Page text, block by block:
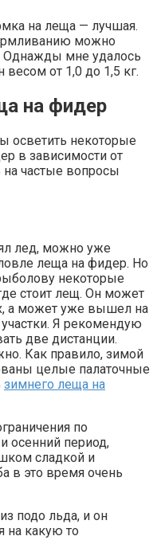
на леща — лучшая.
можно
Однажды мне удалось
от 1,0 до 1,5 кг.
на фидер
осветить некоторые
в зависимости от
на частые вопросы
лед, можно уже
леща на фидер. Но
некоторые
стоит лещ. Он может
а может уже вышел на
Я рекомендую
две дистанции.
Как правило, зимой
целые палаточные
зимнего леща на
по
осенний период,
сладкой и
в это время очень
подо льда, и он
на какую то